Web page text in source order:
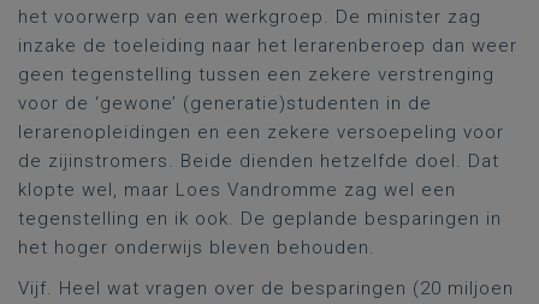
het voorwerp van een werkgroep. De minister zag
inzake de toeleiding naar het lerarenberoep dan weer
geen tegenstelling tussen een zekere verstrenging
voor de ‘gewone’ (generatie)studenten in de
lerarenopleidingen en een zekere versoepeling voor
de zijinstromers. Beide dienden hetzelfde doel. Dat
klopte wel, maar Loes Vandromme zag wel een
tegenstelling en ik ook. De geplande besparingen in
het hoger onderwijs bleven behouden.
Vijf. Heel wat vragen over de besparingen (20 miljoen